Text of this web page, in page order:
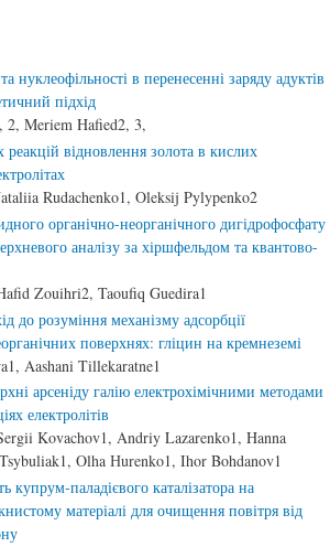
нуклеофільності в перенесенні заряду адуктів
підхід
2, Meriem Hafied2, 3,
реакцій відновлення золота в кислих
Rudachenko1, Oleksij Pylypenko2
органічно-неорганічного дигідрофосфату
аналізу за хіршфельдом та квантово-
Zouihri2, Taoufiq Guedira1
до розуміння механізму адсорбції
поверхнях: гліцин на кремнеземі
Aashani Tillekaratne1
арсеніду галію електрохімічними методами
електролітів
Kovachov1, Andriy Lazarenko1, Hanna
Olha Нurenko1, Ihor Bohdanov1
купрум-паладієвого каталізатора на
матеріалі для очищення повітря від